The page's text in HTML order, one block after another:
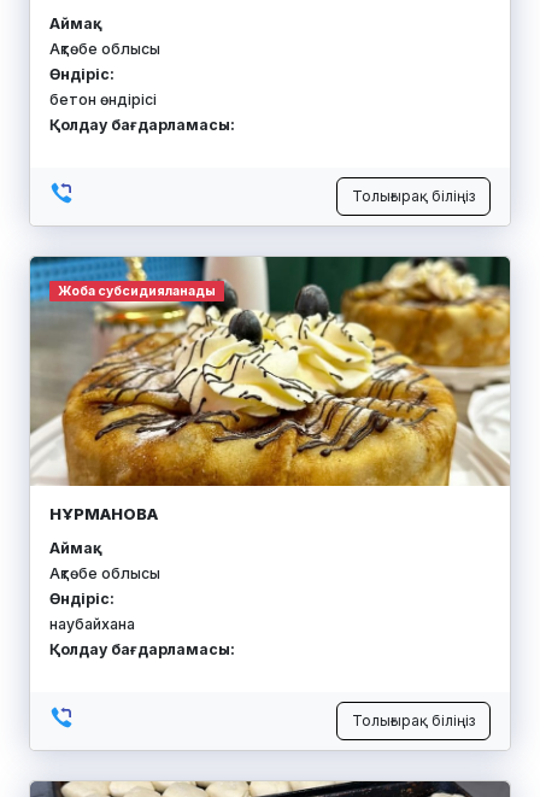
Аймақ:
Ақтөбе облысы
Өндіріс:
бетон өндірісі
Қолдау бағдарламасы:
Толығырақ біліңіз
Жоба субсидияланады
НҰРМАНОВА
Аймақ:
Ақтөбе облысы
Өндіріс:
наубайхана
Қолдау бағдарламасы:
Толығырақ біліңіз